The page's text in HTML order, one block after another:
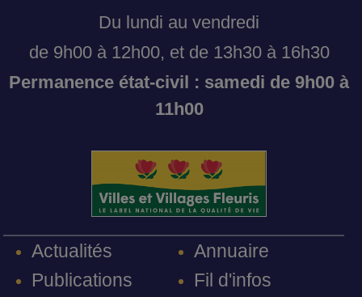
Du lundi au vendredi
de 9h00 à 12h00, et de 13h30 à 16h30
Permanence état-civil : samedi de 9h00 à
11h00
Actualités
Publications
Annuaire
Fil d'infos